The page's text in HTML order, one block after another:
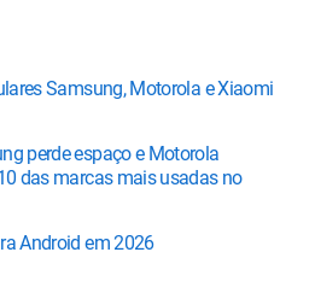
Samsung, Motorola e Xiaomi
perde espaço e Motorola
das marcas mais usadas no
Android em 2026